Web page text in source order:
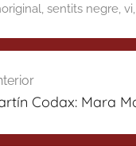
, sentits negre, vi,
Codax: Mara